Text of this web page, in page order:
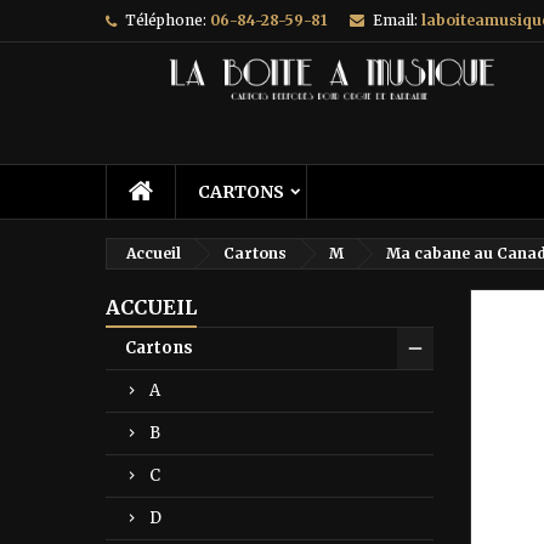
Téléphone: 06-84-28-59-81 Email:
CARTONS
Accueil Cartons M Ma cabane au
ACCUEIL
Cartons
A
B
C
D